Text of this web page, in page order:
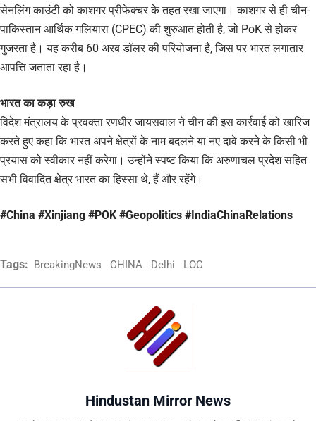
सेनलिंग काउंटी को काशगर प्रीफेक्चर के तहत रखा जाएगा। काशगर से ही चीन-
पाकिस्तान आर्थिक गलियारा (CPEC) की शुरुआत होती है, जो PoK से होकर
गुजरता है। यह करीब 60 अरब डॉलर की परियोजना है, जिस पर भारत लगातार
आपत्ति जताता रहा है।
भारत का कड़ा रुख
विदेश मंत्रालय के प्रवक्ता रणधीर जायसवाल ने चीन की इस कार्रवाई को खारिज
करते हुए कहा कि भारत अपने क्षेत्रों के नाम बदलने या नए दावे करने के किसी भी
प्रयास को स्वीकार नहीं करेगा। उन्होंने स्पष्ट किया कि अरुणाचल प्रदेश सहित
सभी विवादित क्षेत्र भारत का हिस्सा थे, हैं और रहेंगे।
#China #Xinjiang #POK #Geopolitics #IndiaChinaRelations
Tags: BreakingNews CHINA Delhi LOC
Hindustan Mirror News